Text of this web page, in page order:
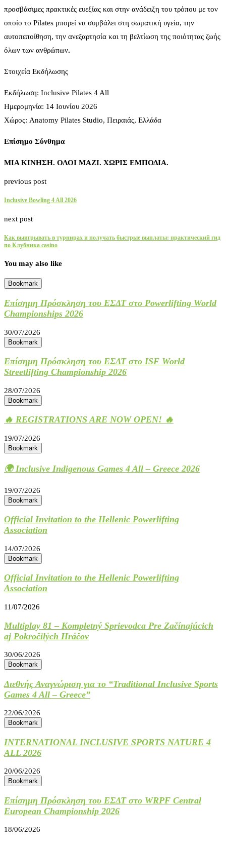
προσβάσιμες πρακτικές ευεξίας και στην ανάδειξη του τρόπου με τον
οποίο το Pilates μπορεί να συμβάλει στη σωματική υγεία, την
αυτοπεποίθηση, την ανεξαρτησία και τη βελτίωση της ποιότητας ζωής
όλων των ανθρώπων.
Στοιχεία Εκδήλωσης
Εκδήλωση: Inclusive Pilates 4 All
Ημερομηνία: 14 Ιουνίου 2026
Χώρος: Anatomy Pilates Studio, Πειραιάς, Ελλάδα
Επίσημο Σύνθημα
ΜΙΑ ΚΙΝΗΣΗ. ΟΛΟΙ ΜΑΖΙ. ΧΩΡΙΣ ΕΜΠΟΔΙΑ.
previous post
Inclusive Bowling 4 All 2026
next post
Как выигрывать в турнирах и получать быстрые выплаты: практический гид
по Клубника casino
You may also like
Bookmark
Επίσημη Πρόσκληση του ΕΣΔΤ στο Powerlifting World
Championships 2026
30/07/2026
Bookmark
Επίσημη Πρόσκληση του ΕΣΔΤ στο ISF World
Streetlifting Championship 2026
28/07/2026
Bookmark
🔥 REGISTRATIONS ARE NOW OPEN! 🔥
19/07/2026
Bookmark
🌍 Inclusive Indigenous Games 4 All – Greece 2026
19/07/2026
Bookmark
Official Invitation to the Hellenic Powerlifting
Association
14/07/2026
Bookmark
Official Invitation to the Hellenic Powerlifting
Association
11/07/2026
Multiplay 81 – Kompletný Sprievodca Pre Začínajúcich
aj Pokročilých Hráčov
30/06/2026
Bookmark
Διεθνής Αναγνώριση για το “Traditional Inclusive Sports
Games 4 All – Greece”
22/06/2026
Bookmark
INTERNATIONAL INCLUSIVE SPORTS NATURE 4
ALL 2026
20/06/2026
Bookmark
Επίσημη Πρόσκληση του ΕΣΔΤ στο WRPF Central
European Championship 2026
18/06/2026